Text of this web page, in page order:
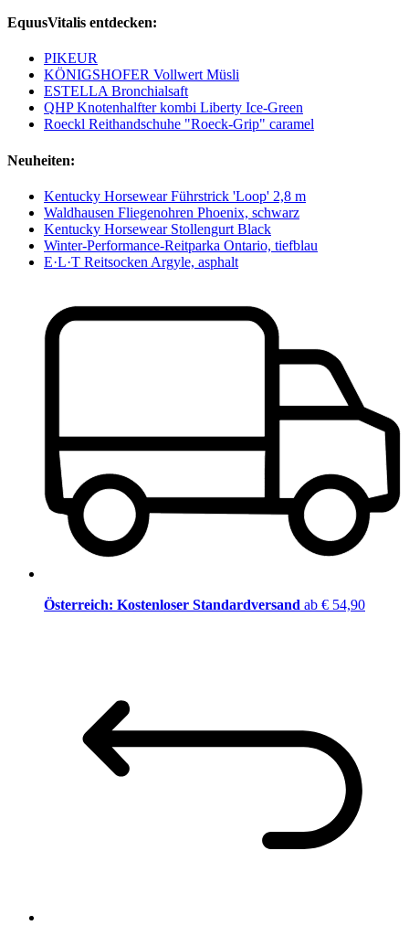
EquusVitalis entdecken:
PIKEUR
KÖNIGSHOFER Vollwert Müsli
ESTELLA Bronchialsaft
QHP Knotenhalfter kombi Liberty Ice-Green
Roeckl Reithandschuhe "Roeck-Grip" caramel
Neuheiten:
Kentucky Horsewear Führstrick 'Loop' 2,8 m
Waldhausen Fliegenohren Phoenix, schwarz
Kentucky Horsewear Stollengurt Black
Winter-Performance-Reitparka Ontario, tiefblau
E·L·T Reitsocken Argyle, asphalt
Österreich: Kostenloser Standardversand ab € 54,90